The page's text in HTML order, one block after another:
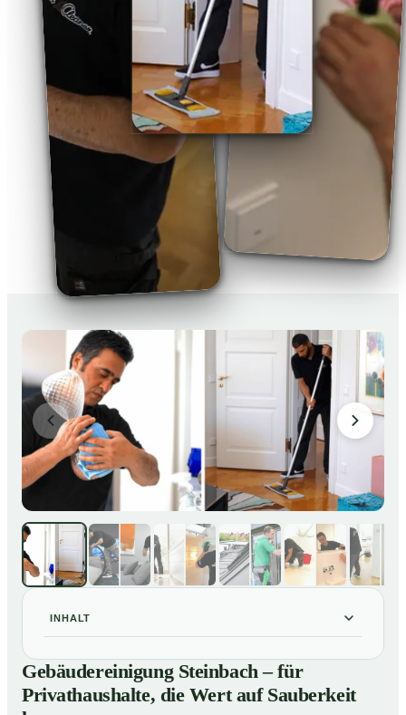
INHALT
01Gebäudereinigung Steinbach – für Privathaushalte, die
Wert auf Sauberkeit legen
Gebäudereinigung Steinbach – für
Privathaushalte, die Wert auf Sauberkeit